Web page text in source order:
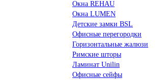
Окна REHAU
Окна LUMEN
Детские замки BSL
Офисные перегородки
Горизонтальные жалюзи
Римские шторы
Ламинат Unilin
Офисные сейфы